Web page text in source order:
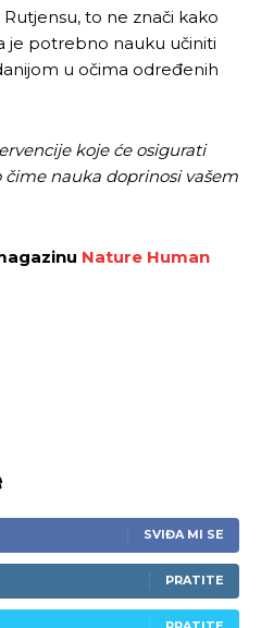
da živi!
se zahvalimo što ste
da živi!
se zahvalimo što ste
to ne znači kako
je potrebno nauku učiniti
u očima određenih
koje će osigurati
nauka doprinosi vašem
Nature Human
SVIĐA MI SE
PRATITE